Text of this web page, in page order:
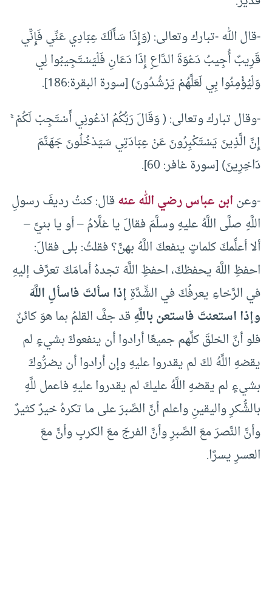
-قال الله -تبارك وتعالى: (وَإِذَا سَأَلَكَ عِبَادِي عَنِّي فَإِنِّي
قَرِيبٌ أُجِيبُ دَعْوَةَ الدَّاعِ إِذَا دَعَانِ فَلْيَسْتَجِيبُوا لِي
وَلْيُؤْمِنُوا بِي لَعَلَّهُمْ يَرْشُدُونَ) [سورة البقرة:186].
-وقال تبارك وتعالى: ( وَقَالَ رَبُّكُمُ ادْعُونِي أَسْتَجِبْ لَكُمْ ۚ
إِنَّ الَّذِينَ يَسْتَكْبِرُونَ عَنْ عِبَادَتِي سَيَدْخُلُونَ جَهَنَّمَ
دَاخِرِينَ) [سورة غافر: 60].
-وعنابن عباس رضي الله عنهقال: كنتُ رديفَ رسولِ
اللَّهِ صلَّى اللَّهُ عليهِ وسلَّمَ فقالَ يا غلَّامُ – أو يا بنيَّ –
ألا أعلِّمكَ كلماتٍ ينفعكَ اللَّهُ بهنَّ؟ فقلتُ: بلى فقالَ:
احفظِ اللَّهَ يحفظكَ، احفظِ اللَّهَ تجدهُ أمامَكَ تعرَّف إليهِ
في الرَّخاءِ يعرفُكَ في الشِّدَّةِإذا سألتَ فاسألِ اللَّهَ
وإذا استعنتَ فاستعن باللَّهِقد جفَّ القلمُ بما هوَ كائنٌ
فلو أنَّ الخلقَ كلَّهم جميعًا أرادوا أن ينفعوكَ بشيءٍ لم
يقضهِ اللَّهُ لكَ لم يقدروا عليهِ وإن أرادوا أن يضرُّوكَ
بشيءٍ لم يقضهِ اللَّهُ عليكَ لم يقدروا عليهِ فاعمل للَّهِ
بالشُّكرِ واليقينِ واعلم أنَّ الصَّبرَ على ما تكرهُ خيرٌ كثيرٌ
وأنَّ النَّصرَ معَ الصَّبرِ وأنَّ الفرجَ معَ الكربِ وأنَّ معَ
العسرِ يسرًا.